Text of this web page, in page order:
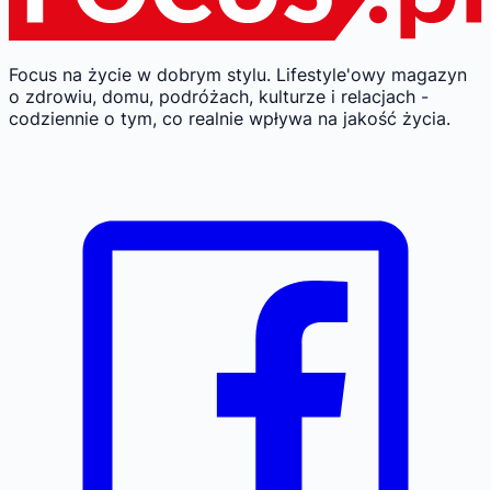
Focus na życie w dobrym stylu. Lifestyle'owy magazyn
o zdrowiu, domu, podróżach, kulturze i relacjach -
codziennie o tym, co realnie wpływa na jakość życia.